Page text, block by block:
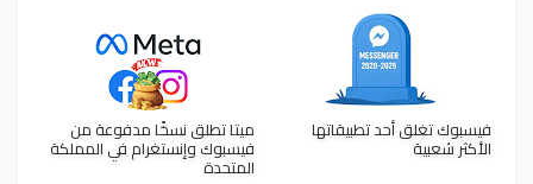
فيسبوك تغلق أحد تطبيقاتها
الأكثر شعبية
ميتا تطلق نسخًا مدفوعة من
فيسبوك وإنستغرام في المملكة
المتحدة